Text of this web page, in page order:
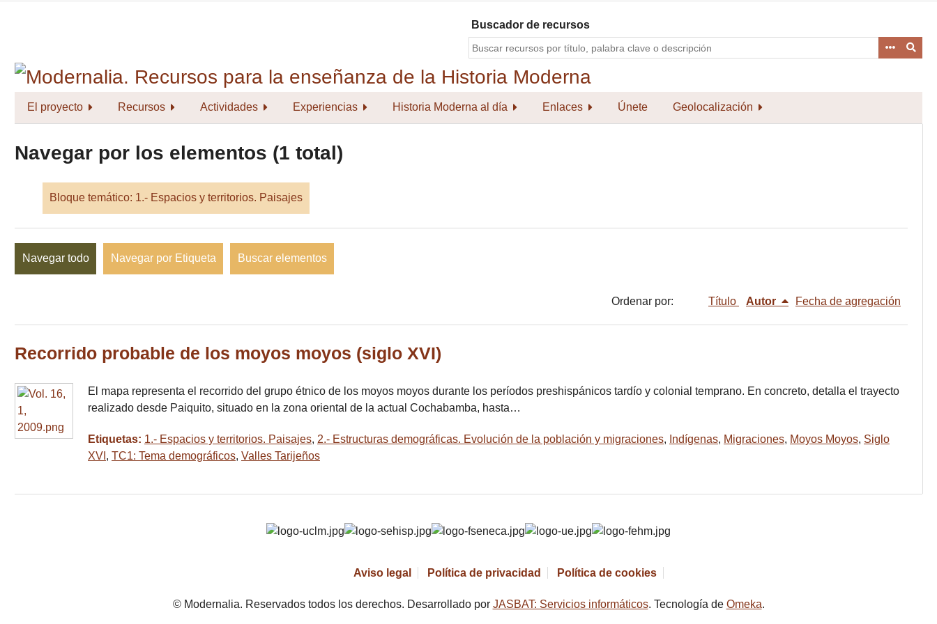
Buscador de recursos
El proyecto Recursos Actividades Experiencias Historia Moderna al día Enlaces Únete Geolocalización
Navegar por los elementos (1 total)
Bloque temático: 1.- Espacios y territorios. Paisajes
Navegar todo Navegar por Etiqueta Buscar elementos
Ordenar por: Título Autor Fecha de agregación
Recorrido probable de los moyos moyos (siglo XVI)
El mapa representa el recorrido del grupo étnico de los moyos moyos durante los períodos preshispánicos tardío y colonial temprano. En concreto, detalla el trayecto
realizado desde Paiquito, situado en la zona oriental de la actual Cochabamba, hasta…
Etiquetas: 1.- Espacios y territorios. Paisajes, 2.- Estructuras demográficas. Evolución de la población y migraciones, Indígenas, Migraciones, Moyos Moyos, Siglo
XVI , TC1: Tema demográficos, Valles Tarijeños
Aviso legal Política de privacidad Política de cookies
© Modernalia. Reservados todos los derechos. Desarrollado por JASBAT: Servicios informáticos. Tecnología de Omeka.